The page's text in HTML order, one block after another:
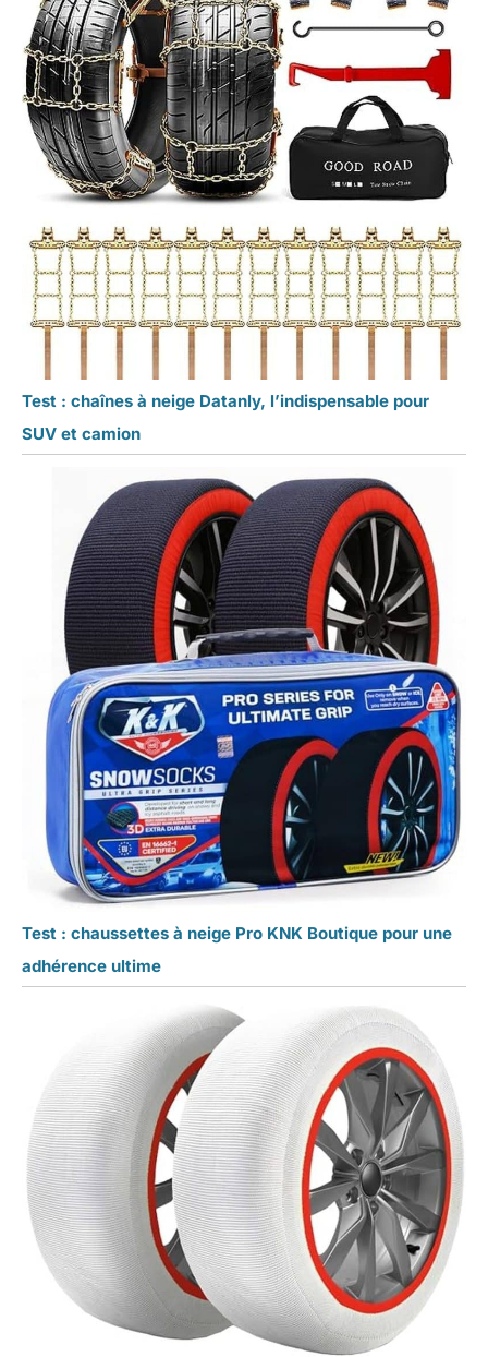
Test : chaînes à neige Datanly, l’indispensable pour
SUV et camion
Test : chaussettes à neige Pro KNK Boutique pour une
adhérence ultime